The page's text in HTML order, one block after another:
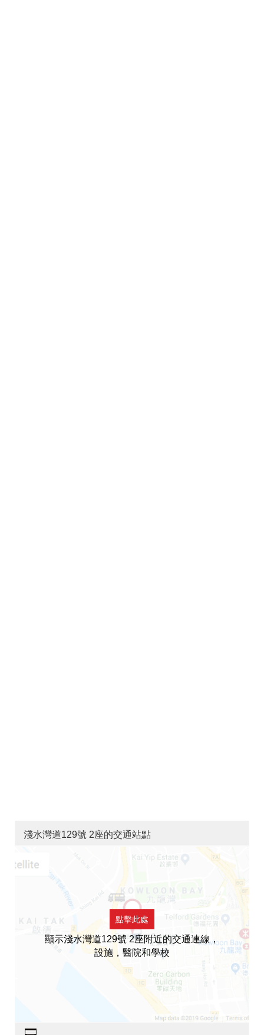
淺水灣道129號 2座的交通站點
點擊此處
顯示淺水灣道129號 2座附近的交通連線，
設施，醫院和學校